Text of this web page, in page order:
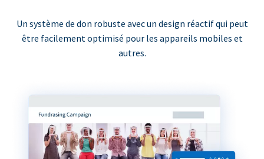
Un système de don robuste avec un design réactif qui peut
être facilement optimisé pour les appareils mobiles et
autres.